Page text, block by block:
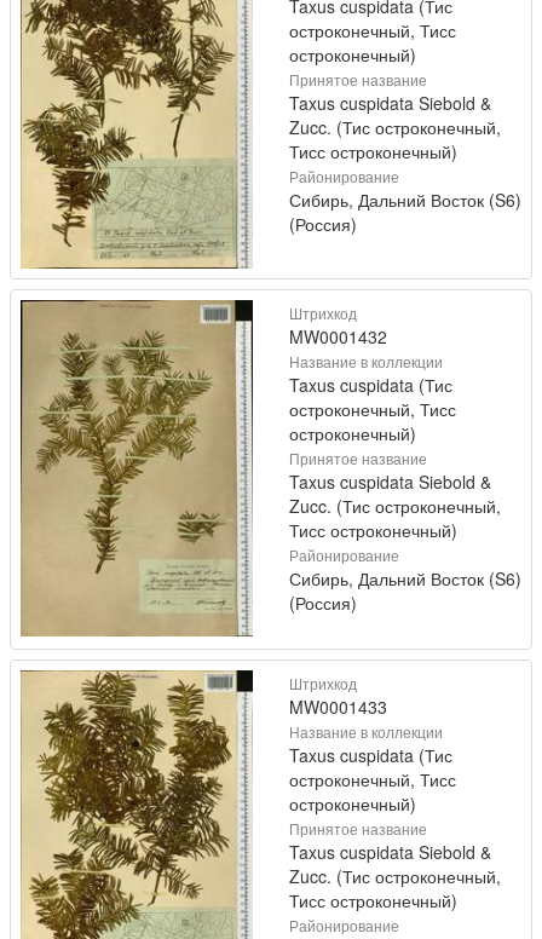
Taxus cuspidata (Тис
остроконечный, Тисс
остроконечный)
Принятое название
Taxus cuspidata Siebold &
Zucc. (Тис остроконечный,
Тисс остроконечный)
Районирование
Сибирь, Дальний Восток (S6)
(Россия)
Штрихкод
MW0001432
Название в коллекции
Taxus cuspidata (Тис
остроконечный, Тисс
остроконечный)
Принятое название
Taxus cuspidata Siebold &
Zucc. (Тис остроконечный,
Тисс остроконечный)
Районирование
Сибирь, Дальний Восток (S6)
(Россия)
Штрихкод
MW0001433
Название в коллекции
Taxus cuspidata (Тис
остроконечный, Тисс
остроконечный)
Принятое название
Taxus cuspidata Siebold &
Zucc. (Тис остроконечный,
Тисс остроконечный)
Районирование